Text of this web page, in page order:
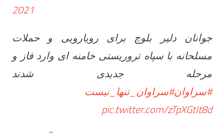
2021
جوانان دلیر بلوچ برای رویارویی و حملات
مسلحانه با سپاه تروریستی خامنه ای وارد فاز و
مرحله جدیدی شدند
#سراوان#سراوان_تنها_نیست
pic.twitter.com/zTpXGtIt8d